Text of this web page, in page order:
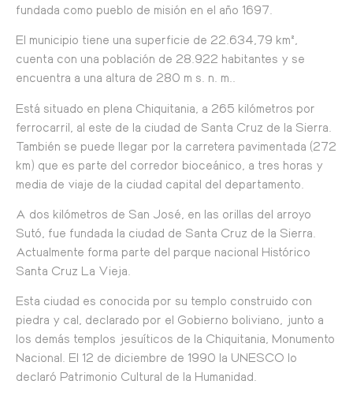
fundada como pueblo de misión en el año 1697.
El municipio tiene una superficie de 22.634,79 km²,
cuenta con una población de 28.922 habitantes y se
encuentra a una altura de 280 m s. n. m..
Está situado en plena Chiquitania, a 265 kilómetros por
ferrocarril, al este de la ciudad de Santa Cruz de la Sierra.
También se puede llegar por la carretera pavimentada (272
km) que es parte del corredor bioceánico, a tres horas y
media de viaje de la ciudad capital del departamento.
A dos kilómetros de San José, en las orillas del arroyo
Sutó, fue fundada la ciudad de Santa Cruz de la Sierra.
Actualmente forma parte del parque nacional Histórico
Santa Cruz La Vieja.
Esta ciudad es conocida por su templo construido con
piedra y cal, declarado por el Gobierno boliviano, junto a
los demás templos jesuíticos de la Chiquitania, Monumento
Nacional. El 12 de diciembre de 1990 la UNESCO lo
declaró Patrimonio Cultural de la Humanidad.